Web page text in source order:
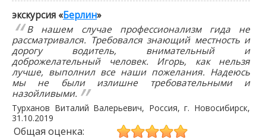
экскурсия «Берлин»
В нашем случае профессионализм гида не
рассматривался. Требовался знающий местность и
дорогу водитель, внимательный и
доброжелательный человек. Игорь, как нельзя
лучше, выполнил все наши пожелания. Надеюсь
мы не были излишне требовательными и
назойливыми.
Турханов Виталий Валерьевич, Россия, г. Новосибирск,
31.10.2019
Общая оценка: